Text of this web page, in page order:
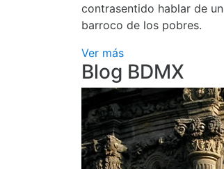
contrasentido hablar de un
barroco de los pobres.
Ver más
Blog BDMX